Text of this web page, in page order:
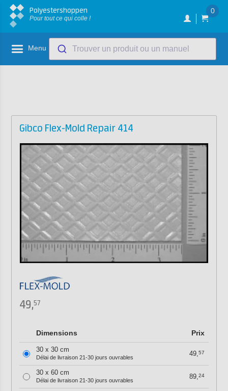
Polyestershoppen
Pour tout ce qui colle !
0
Menu Trouver un produit ou un manuel
Gibco Flex-Mold Repair 414
49,57
Dimensions Prix
30 x 30 cm
Délai de livraison 21-30 jours ouvrables 49,57
30 x 60 cm
Délai de livraison 21-30 jours ouvrables 89,24